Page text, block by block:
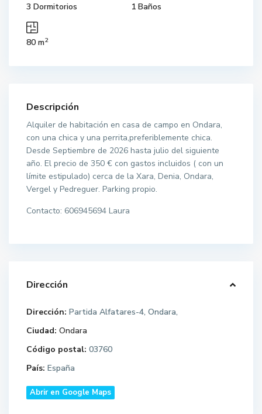
3 Dormitorios 1 Baños
80 m2
Descripción
Alquiler de habitación en casa de campo en Ondara,
con una chica y una perrita,preferiblemente chica.
Desde Septiembre de 2026 hasta julio del siguiente
año. El precio de 350 € con gastos incluidos ( con un
límite estipulado) cerca de la Xara, Denia, Ondara,
Vergel y Pedreguer. Parking propio.
Contacto: 606945694 Laura
Dirección
Dirección: Partida Alfatares-4, Ondara,
Ciudad: Ondara
Código postal: 03760
País: España
Abrir en Google Maps